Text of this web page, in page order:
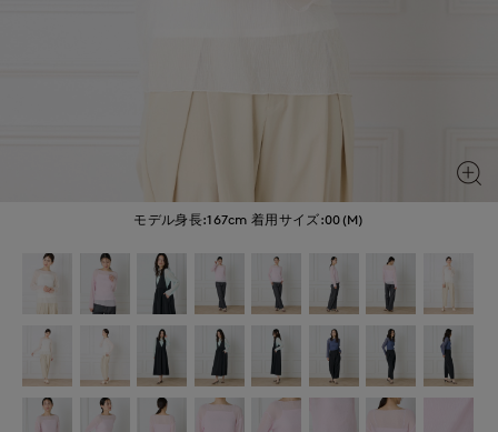
モデル身長:167cm 着用サイズ:00(M)